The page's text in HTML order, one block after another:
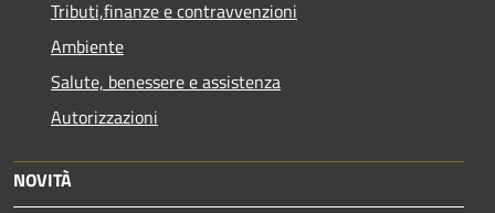
Tributi,finanze e contravvenzioni
Ambiente
Salute, benessere e assistenza
Autorizzazioni
NOVITÀ